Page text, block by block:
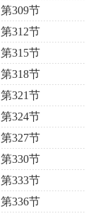
第309节
第312节
第315节
第318节
第321节
第324节
第327节
第330节
第333节
第336节